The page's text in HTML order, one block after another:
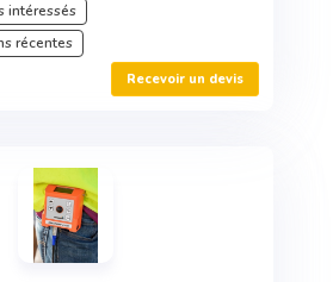
intéressés
récentes
Recevoir un devis